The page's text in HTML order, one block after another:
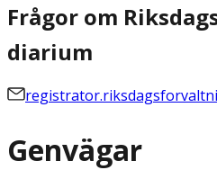
Frågor om
diarium
Genvägar